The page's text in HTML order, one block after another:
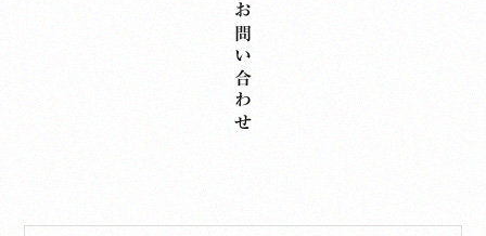
お問い合わせ